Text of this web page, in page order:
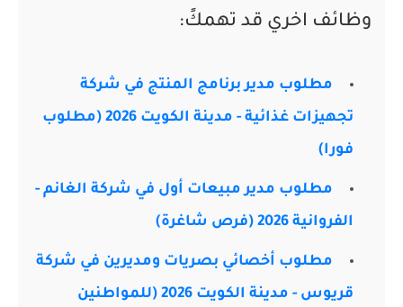
وظائف اخري قد تهمكً:
مطلوب مدير برنامج المنتج في شركة
تجهيزات غذائية - مدينة الكويت 2026 (مطلوب
فورا)
مطلوب مدير مبيعات أول في شركة الغانم -
الفروانية 2026 (فرص شاغرة)
مطلوب أخصائي بصريات ومديرين في شركة
قريوس - مدينة الكويت 2026 (للمواطنين